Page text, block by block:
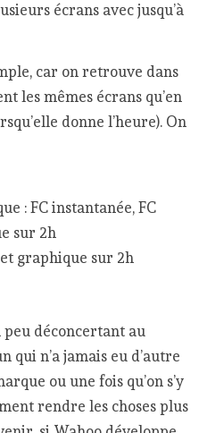
écrans avec jusqu’à
car on retrouve dans
les mêmes écrans qu’en
donne l’heure). On
: FC instantanée, FC
sur 2h
graphique sur 2h
peu déconcertant au
qui n’a jamais eu d’autre
ou une fois qu’on s’y
rendre les choses plus